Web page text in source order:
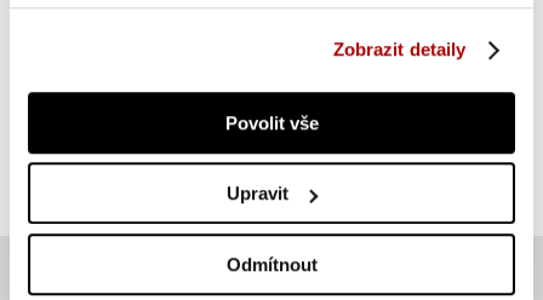
Zobrazit detaily
Povolit vše
Upravit
Odmítnout
Gorilla Sports Stojan na jednoručky na aerobik, 33 x 7
skladem